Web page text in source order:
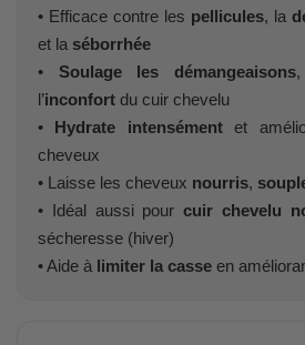
• Efficace contre les pellicules, la
et la séborrhée
• Soulage les démangeaisons
l’inconfort du cuir chevelu
• Hydrate intensémentet
cheveux
• Laisse les cheveux nourris,
• Idéal aussi pourcuir chevelu
sécheresse (hiver)
• Aide à limiter la casse en